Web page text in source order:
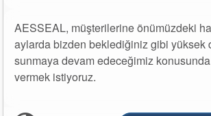
Sertifikalar ve Standartlar
Bize Ulaşın
Konumlar
AESSEAL, müşterilerine önümüzdeki
aylarda bizden beklediğiniz gibi yüksek
sunmaya devam edeceğimiz
vermek istiyoruz.